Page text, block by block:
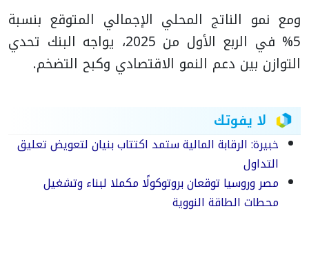
ومع نمو الناتج المحلي الإجمالي المتوقع بنسبة
5% في الربع الأول من 2025، يواجه البنك تحدي
التوازن بين دعم النمو الاقتصادي وكبح التضخم.
لا يفوتك
خبيرة: الرقابة المالية ستمد اكتتاب بنيان لتعويض تعليق
التداول
مصر وروسيا توقعان بروتوكولًا مكملا لبناء وتشغيل
محطات الطاقة النووية